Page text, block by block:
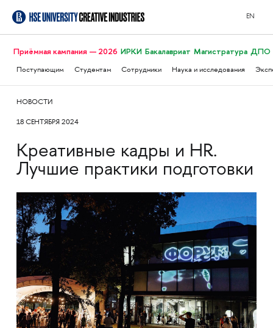
EN
Приёмная кампания — 2026 ИРКИ Бакалавриат Магистратура ДПО
Поступающим Студентам Сотрудники Наука и исследования
НОВОСТИ
18 СЕНТЯБРЯ 2024
Креативные кадры и HR.
Лучшие практики подготовки